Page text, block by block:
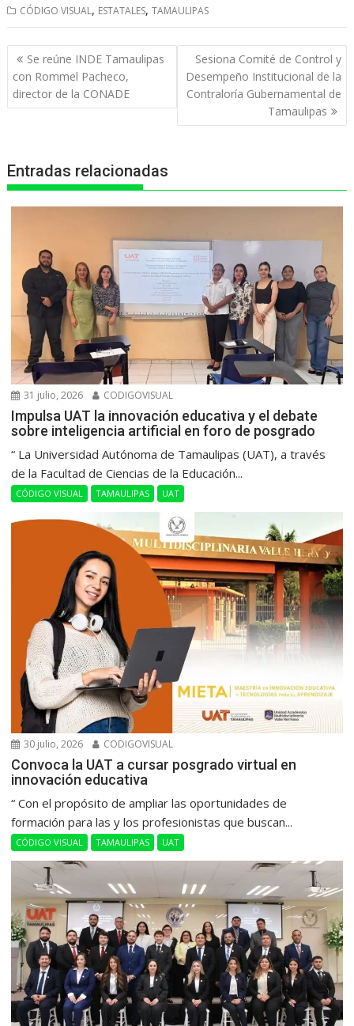
a
t
s
A
c
e
b
o
s
s
e
n
r
l
e
a
i
n
t
CÓDIGO VISUAL, ESTATALES,TAMAULIPAS
Navegación
de
entradas
Se reúne INDE Tamaulipas
con Rommel Pacheco,
director de la CONADE
Sesiona Comité de Control y
Desempeño Institucional de la
Contraloría Gubernamental de
Tamaulipas
Entradas relacionadas
31 julio, 2026 CODIGOVISUAL
Impulsa UAT la innovación educativa y el debate
sobre inteligencia artificial en foro de posgrado
“ La Universidad Autónoma de Tamaulipas (UAT), a través
de la Facultad de Ciencias de la Educación...
CÓDIGO VISUAL TAMAULIPAS UAT
30 julio, 2026 CODIGOVISUAL
Convoca la UAT a cursar posgrado virtual en
innovación educativa
“ Con el propósito de ampliar las oportunidades de
formación para las y los profesionistas que buscan...
CÓDIGO VISUAL TAMAULIPAS UAT